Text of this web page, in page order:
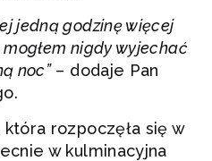
jedną godzinę więcej
nigdy wyjechać
noc”– dodaje Pan
rozpoczęła się w
w kulminacyjna